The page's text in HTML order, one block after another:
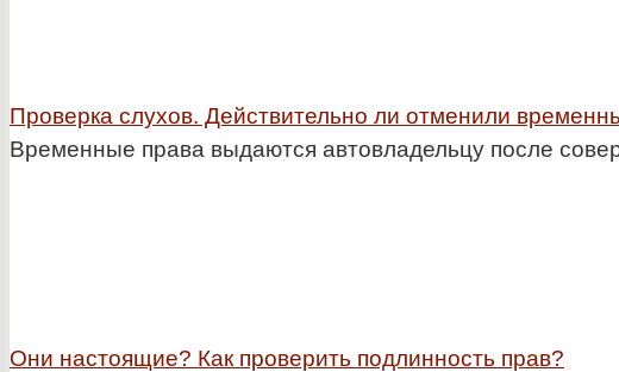
Проверка слухов. Действительно ли отменили
Временные права выдаются автовладельцу после
Они настоящие? Как проверить подлинность прав?